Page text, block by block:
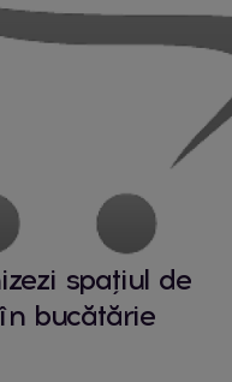
spațiul de
bucătărie